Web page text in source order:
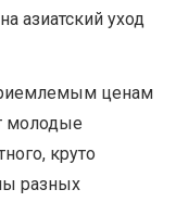
азиатский уход
ценам
молодые
круто
разных